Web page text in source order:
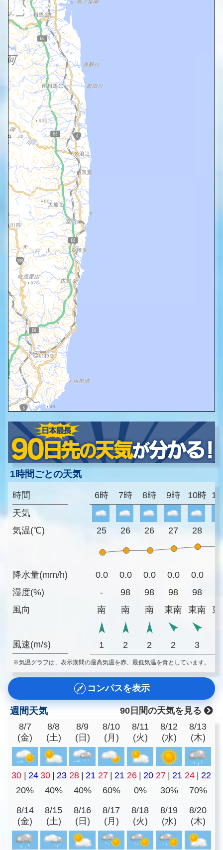
1時間ごとの天気
時間
天気
気温(℃)
降水量(mm/h)
湿度(%)
風向
風速(m/s)
6時 7時 8時 9時 10時
25 26 26 27 28
0.0 0.0 0.0 0.0 0.0
-
98 98 98 98
南
南 南 東南 東南 東
1 2 2 2 3
※気温グラフは、表示期間の最高気温を赤、最低気温を青としています。
コンパスを表示
週間天気
90日間の天気を見る
8/7
(金)
8/8
(土)
8/9
(日)
8/10
(月)
8/11
(火)
8/12
(水)
8/13
(木)
30 | 24 30 | 23 28 | 21 27 | 21 26 | 20 27 | 21 24 | 22
20%
40% 40% 60% 0% 30% 70%
8/14
(金)
8/15
(土)
8/16
(日)
8/17
(月)
8/18
(火)
8/19
(水)
8/20
(木)